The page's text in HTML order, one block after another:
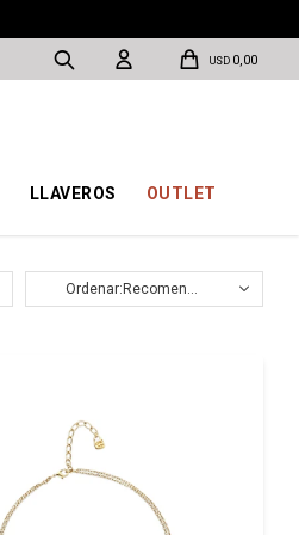
LLAVEROS OUTLET
USD 0,00
Recomendados